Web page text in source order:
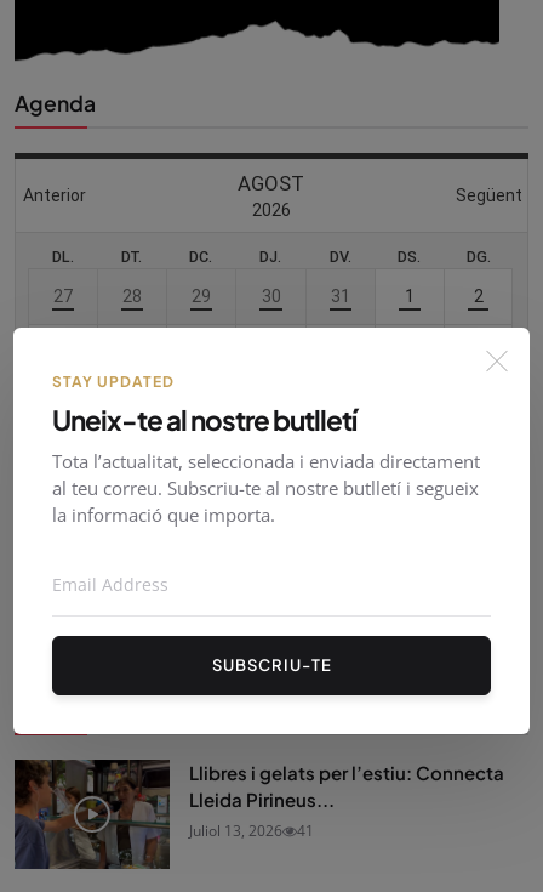
Agenda
Llibres i gelats per l’estiu: Connecta
Lleida Pirineus...
Juliol 13, 2026 41
STAY UPDATED
Uneix-te al nostre butlletí
Tota l’actualitat, seleccionada i enviada directament
al teu correu. Subscriu-te al nostre butlletí i segueix
la informació que importa.
SUBSCRIU-TE